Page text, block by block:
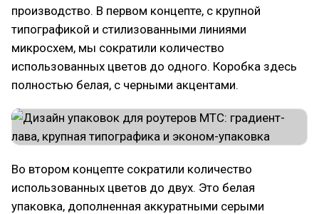
производство. В первом концепте, с крупной
типографикой и стилизованными линиями
микросхем, мы сократили количество
использованных цветов до одного. Коробка здесь
полностью белая, с черными акцентами.
Во втором концепте сократили количество
использованных цветов до двух. Это белая
упаковка, дополненная аккуратными серыми